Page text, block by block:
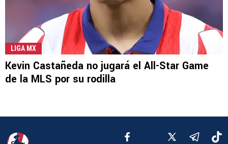
LIGA MX
Kevin Castañeda no jugará el All-Star Game
de la MLS por su rodilla